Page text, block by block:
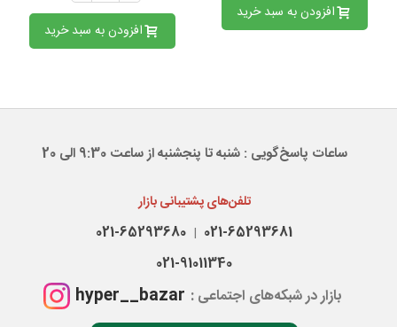
افزودن به سبد خرید
افزودن به سبد خرید
ساعات پاسخ‌گویی : شنبه تا پنجشنبه از ساعت 9:30 الی 20
تلفن‌های پشتیبانی بازار
021-65293681
|
021-65293680
021-91011340
بازار در شبکه‌های اجتماعی : hyper__bazar